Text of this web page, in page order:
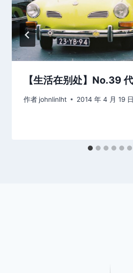
【生活在别处】No.39
作者 johnlinlht 2014 年 4 月 19 日